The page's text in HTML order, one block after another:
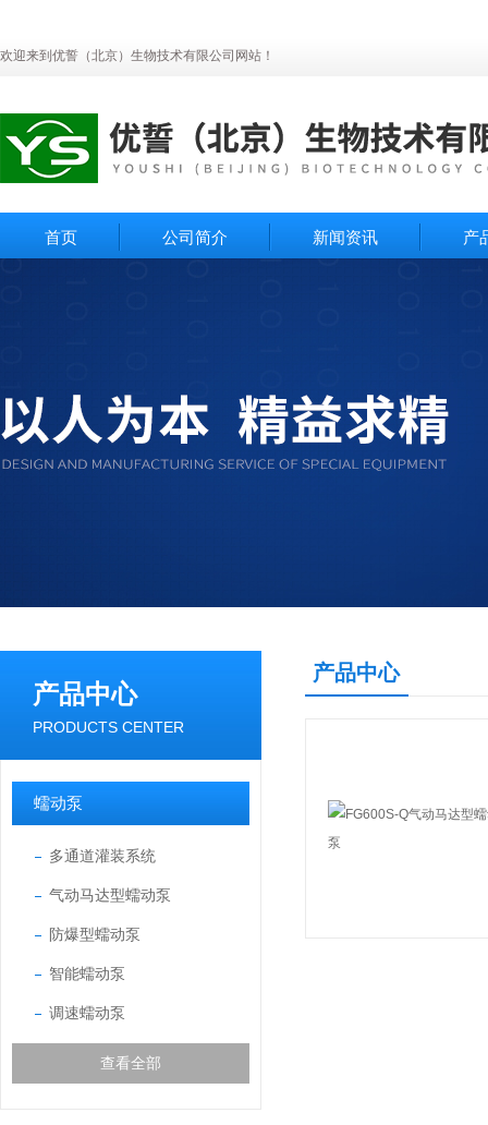
欢迎来到优誓（北京）生物技术有限公司网站！
首页 公司简介 新闻资讯 产
产品中心
PRODUCTS CENTER
蠕动泵
多通道灌装系统
气动马达型蠕动泵
防爆型蠕动泵
智能蠕动泵
调速蠕动泵
查看全部
产品中心